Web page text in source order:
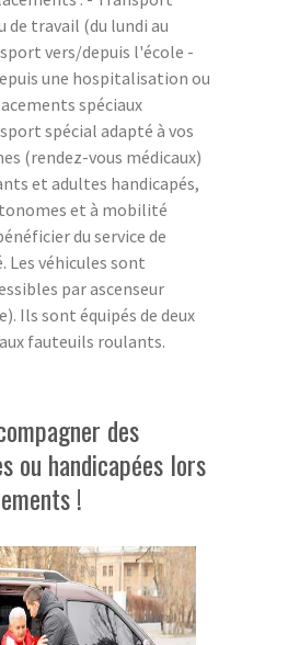
de travail (du lundi au
vers/depuis l'école -
une hospitalisation ou
spéciaux
spécial adapté à vos
(rendez-vous médicaux)
et adultes handicapés,
et à mobilité
du service de
véhicules sont
par ascenseur
Ils sont équipés de deux
fauteuils roulants.
des
ou handicapées lors
!